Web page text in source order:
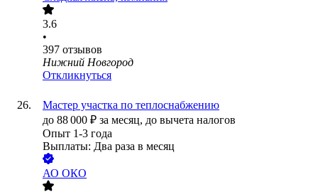
3.6
•
397 отзывов
Нижний Новгород
Откликнуться
Мастер участка по теплоснабжению
до 88 000 ₽ за месяц, до вычета налогов
Опыт 1-3 года
Выплаты: Два раза в месяц
АО ОКО